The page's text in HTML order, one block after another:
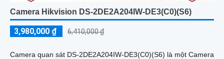
Camera Hikvision DS-2DE2A204IW-DE3(C0)(S6)
3,980,000 ₫ 6,410,000 ₫
Camera quan sát DS-2DE2A204IW-DE3(C0)(S6) là một Camera